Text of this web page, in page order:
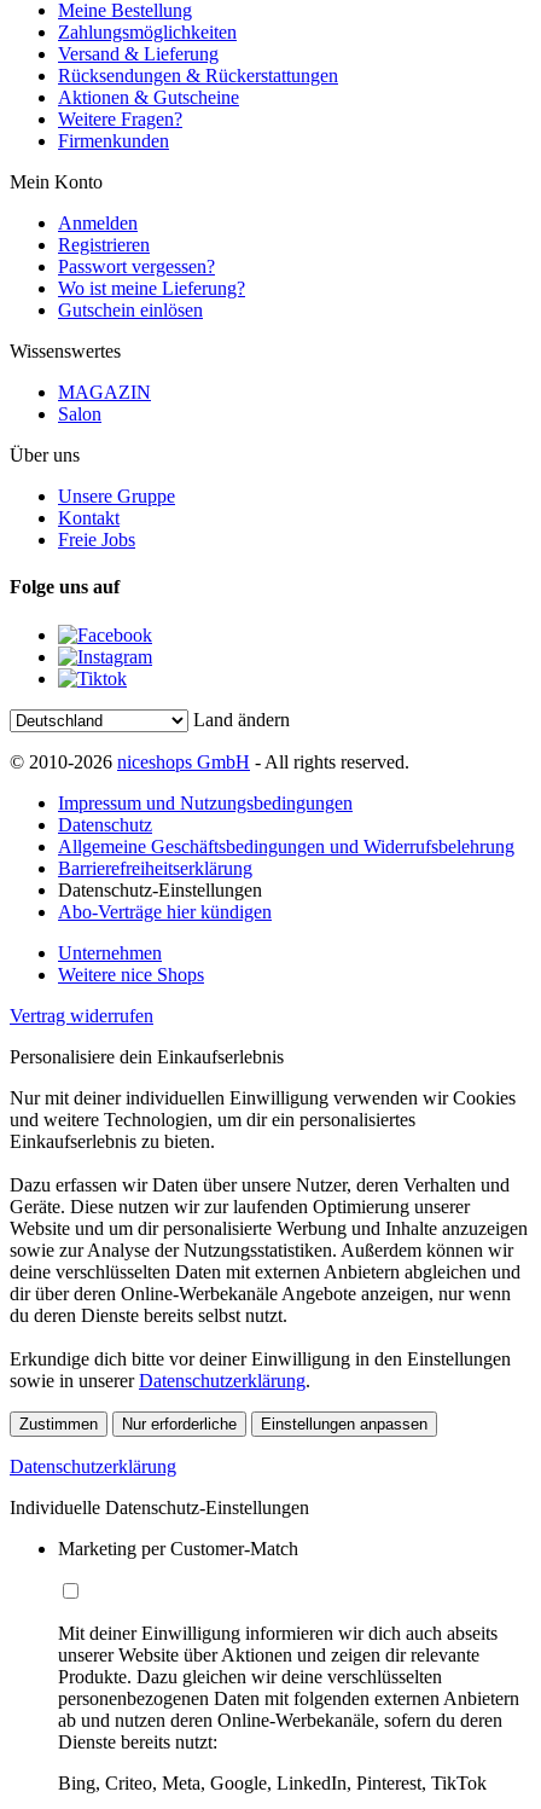
Meine Bestellung
Zahlungsmöglichkeiten
Versand & Lieferung
Rücksendungen & Rückerstattungen
Aktionen & Gutscheine
Weitere Fragen?
Firmenkunden
Mein Konto
Anmelden
Registrieren
Passwort vergessen?
Wo ist meine Lieferung?
Gutschein einlösen
Wissenswertes
MAGAZIN
Salon
Über uns
Unsere Gruppe
Kontakt
Freie Jobs
Folge uns auf
Land ändern
© 2010-2026 niceshops GmbH - All rights reserved.
Impressum und Nutzungsbedingungen
Datenschutz
Allgemeine Geschäftsbedingungen und Widerrufsbelehrung
Barrierefreiheitserklärung
Datenschutz-Einstellungen
Abo-Verträge hier kündigen
Unternehmen
Weitere nice Shops
Vertrag widerrufen
Personalisiere dein Einkaufserlebnis
Nur mit deiner individuellen Einwilligung verwenden wir Cookies
und weitere Technologien, um dir ein personalisiertes
Einkaufserlebnis zu bieten.
Dazu erfassen wir Daten über unsere Nutzer, deren Verhalten und
Geräte. Diese nutzen wir zur laufenden Optimierung unserer
Website und um dir personalisierte Werbung und Inhalte anzuzeigen
sowie zur Analyse der Nutzungsstatistiken. Außerdem können wir
deine verschlüsselten Daten mit externen Anbietern abgleichen und
dir über deren Online-Werbekanäle Angebote anzeigen, nur wenn
du deren Dienste bereits selbst nutzt.
Erkundige dich bitte vor deiner Einwilligung in den Einstellungen
sowie in unsererDatenschutzerklärung.
Zustimmen Nur erforderliche Einstellungen anpassen
Datenschutzerklärung
Individuelle Datenschutz-Einstellungen
Marketing per Customer-Match
Mit deiner Einwilligung informieren wir dich auch abseits
unserer Website über Aktionen und zeigen dir relevante
Produkte. Dazu gleichen wir deine verschlüsselten
personenbezogenen Daten mit folgenden externen Anbietern
ab und nutzen deren Online-Werbekanäle, sofern du deren
Dienste bereits nutzt:
Bing, Criteo, Meta, Google, LinkedIn, Pinterest, TikTok